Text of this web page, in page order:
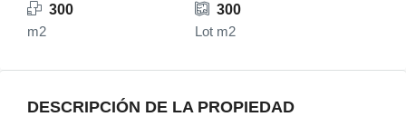
300
m2
300
Lot m2
DESCRIPCIÓN DE LA PROPIEDAD